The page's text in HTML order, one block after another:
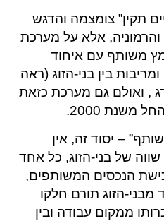
תקין” צומצמה והדגש
והרמוניה, אלא על מערכת
משותף עם איחוד
בין בני-הזוג (ראה
, ואולם גם מערכת כזאת
משנת 2000.
– יסוד זה, אין
של בני-הזוג, כל אחד
הנכסים המשותפים,
הזוג תורם חלקו
ממקום עבודה ובין